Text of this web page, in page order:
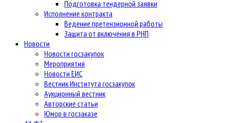
Подготовка тендерной заявки
Исполнение контракта
Ведение претензионной работы
Защита от включения в РНП
Новости
Новости госзакупок
Мероприятия
Новости ЕИС
Вестник Института госзакупок
Аукционный вестник
Авторские статьи
Юмор в госзаказе